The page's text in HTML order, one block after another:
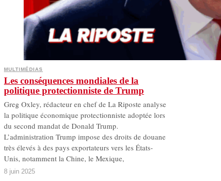
MULTIMÉDIAS
Les conséquences mondiales de la
politique protectionniste de Trump
Greg Oxley, rédacteur en chef de La Riposte analyse
la politique économique protectionniste adoptée lors
du second mandat de Donald Trump.
L’administration Trump impose des droits de douane
très élevés à des pays exportateurs vers les États-
Unis, notamment la Chine, le Mexique,
8 juin 2025